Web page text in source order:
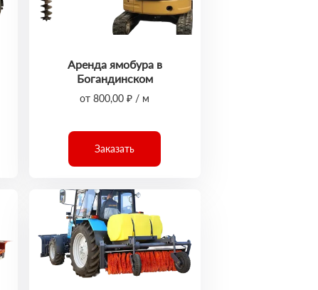
Аренда ямобура в
Богандинском
от 800,00 ₽ / м
Заказать